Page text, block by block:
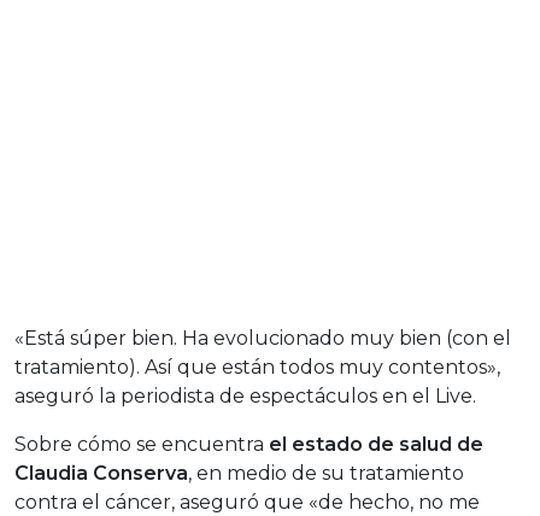
«Está súper bien. Ha evolucionado muy bien (con el
tratamiento). Así que están todos muy contentos»,
aseguró la periodista de espectáculos en el Live.
Sobre cómo se encuentra el estado de salud de
Claudia Conserva, en medio de su tratamiento
contra el cáncer, aseguró que «de hecho, no me